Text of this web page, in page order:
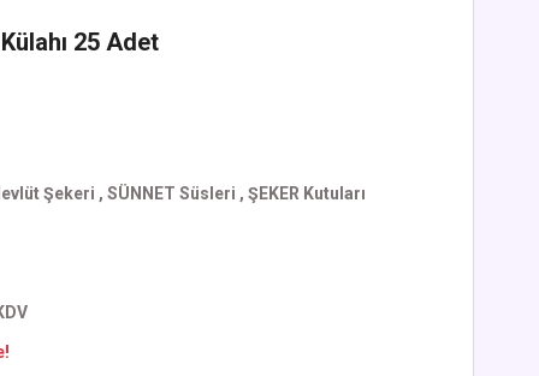
25 Adet
Şekeri ,SÜNNET Süsleri ,ŞEKER Kutuları